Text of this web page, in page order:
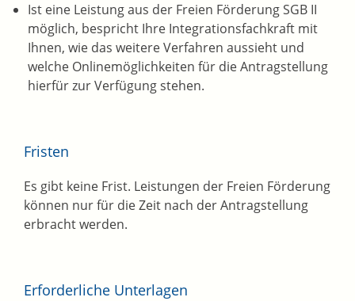
Ist eine Leistung aus der Freien Förderung SGB II
möglich, bespricht Ihre Integrationsfachkraft mit
Ihnen, wie das weitere Verfahren aussieht und
welche Onlinemöglichkeiten für die Antragstellung
hierfür zur Verfügung stehen.
Fristen
Es gibt keine Frist. Leistungen der Freien Förderung
können nur für die Zeit nach der Antragstellung
erbracht werden.
Erforderliche Unterlagen